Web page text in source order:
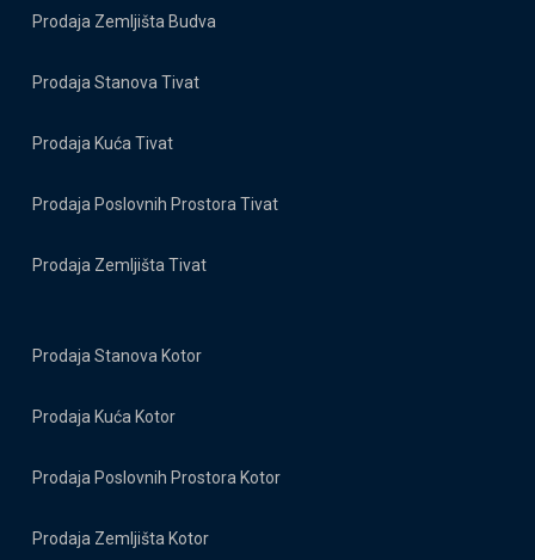
Prodaja Zemljišta Budva
Prodaja Stanova Tivat
Prodaja Kuća Tivat
Prodaja Poslovnih Prostora Tivat
Prodaja Zemljišta Tivat
Prodaja Stanova Kotor
Prodaja Kuća Kotor
Prodaja Poslovnih Prostora Kotor
Prodaja Zemljišta Kotor